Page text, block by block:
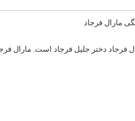
است. مارال فرجاد دختر جلیل فرجاد است.